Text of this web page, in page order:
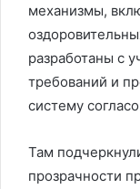
механизмы,
разработаны с
требований и
систему
Там
прозрачности